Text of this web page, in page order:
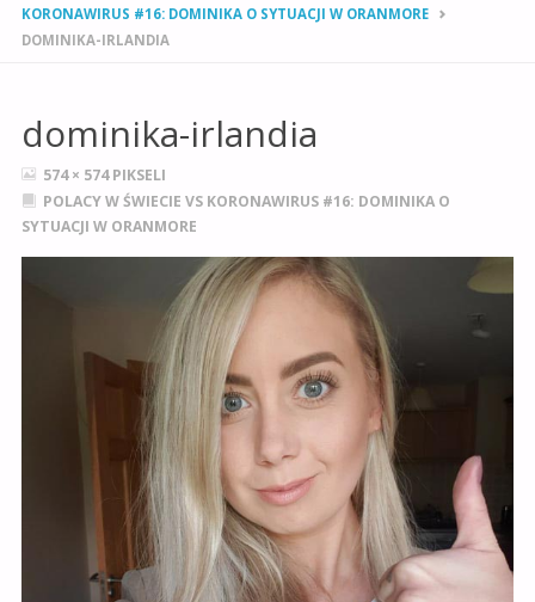
GŁÓWNA
KORONAWIRUS #16: DOMINIKA O SYTUACJI W ORANMORE
DOMINIKA-IRLANDIA
dominika-irlandia
PEŁNY
ROZMIAR
574 × 574PIKSELI
POLACY W ŚWIECIE VS KORONAWIRUS #16: DOMINIKA O
SYTUACJI W ORANMORE